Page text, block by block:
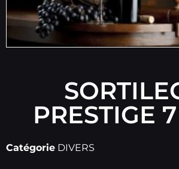
PRESTIGE
Catégorie DIVERS